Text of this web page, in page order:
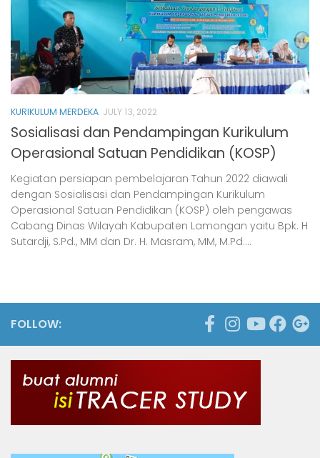
KURIKULUM MERDEKA JULY 13, 2022
Sosialisasi dan Pendampingan Kurikulum
Operasional Satuan Pendidikan (KOSP)
Kegiatan persiapan pembelajaran Tahun 2022 diawali
dengan Sosialisasi dan Pendampingan Kurikulum
Operasional Satuan Pendidikan (KOSP) oleh pengawas
Cabang Dinas Wilayah Kabupaten Lamongan yaitu Bpk. H
Sutardji, S.Pd., MM dan Dr. H. Masram, MM, M.Pd....
FOLLOW: